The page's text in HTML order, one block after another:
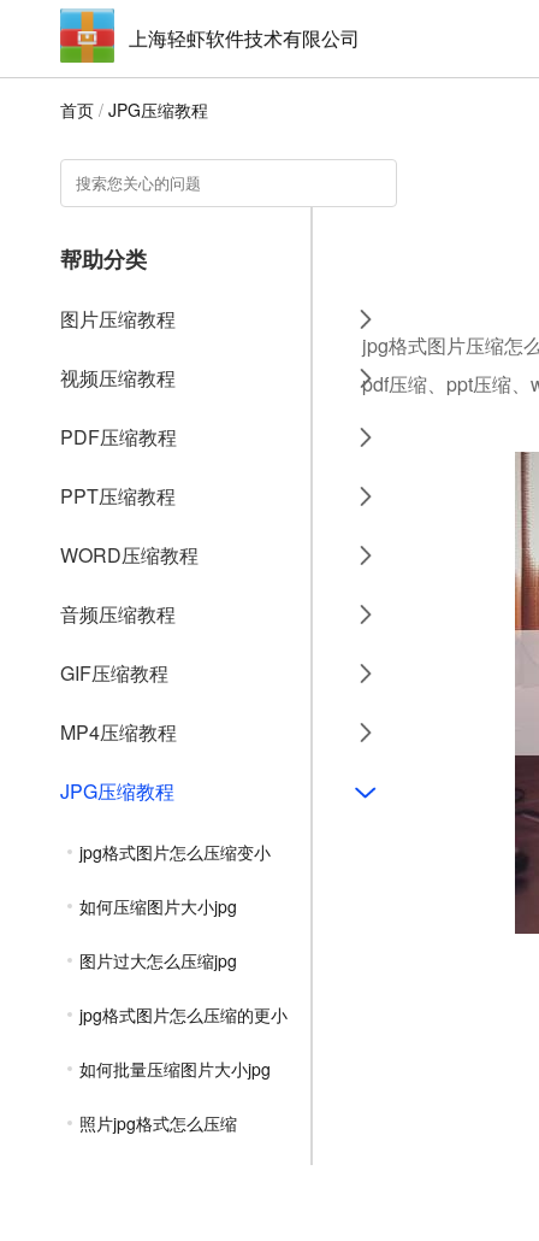
上海轻虾软件技术有限公司
首页 / JPG压缩教程
帮助分类
图片压缩教程
视频压缩教程
PDF压缩教程
PPT压缩教程
WORD压缩教程
音频压缩教程
GIF压缩教程
MP4压缩教程
JPG压缩教程
jpg格式图片怎么压缩变小
如何压缩图片大小jpg
图片过大怎么压缩jpg
jpg格式图片怎么压缩的更小
如何批量压缩图片大小jpg
照片jpg格式怎么压缩
jpg格式图片压缩怎
pdf压缩、ppt压缩